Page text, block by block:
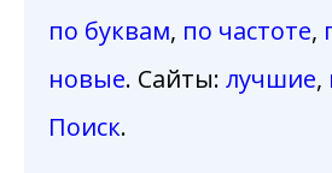
по буквам, по частоте,
новые. Сайты: лучшие,
Поиск.